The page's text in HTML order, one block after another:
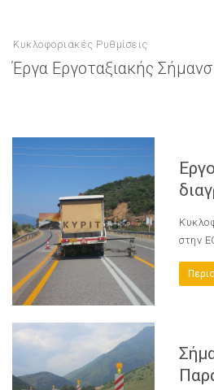
Έργα Εργοταξιακής
Κυκλοφοριακές Ρυθμίσεις
στην